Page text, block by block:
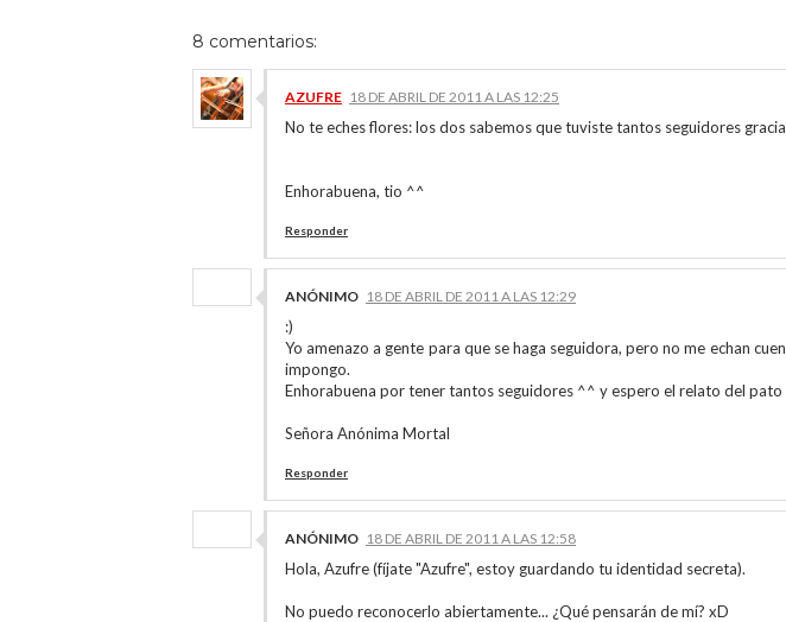
8 comentarios:
AZUFRE 18 DE ABRIL DE 2011 A LAS 12:25
No te eches flores: los dos sabemos que tuviste tantos seguidores
Enhorabuena, tio ^^
Responder
ANÓNIMO 18 DE ABRIL DE 2011 A LAS 12:29
:)
Yo amenazo a gente para que se haga seguidora, pero no me echan
impongo.
Enhorabuena por tener tantos seguidores ^^ y espero el relato del pato
Señora Anónima Mortal
Responder
ANÓNIMO 18 DE ABRIL DE 2011 A LAS 12:58
Hola, Azufre (fíjate "Azufre", estoy guardando tu identidad secreta).
No puedo reconocerlo abiertamente... ¿Qué pensarán de mí? xD